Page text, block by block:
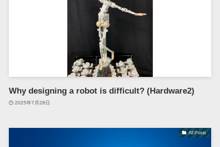
Why designing a robot is difficult? (Hardware2)
2025年7月28日
All Posts